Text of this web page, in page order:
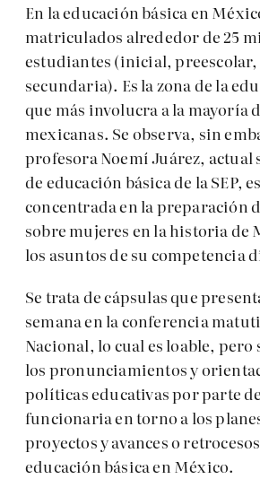
En la educación básica en
matriculados alrededor de 25
estudiantes (inicial,
secundaria). Es la zona de la
que más involucra a la mayoría
mexicanas. Se observa, sin
profesora Noemí Juárez, actual
de educación básica de la SEP,
concentrada en la preparación
sobre mujeres en la historia de
los asuntos de su competencia
Se trata de cápsulas que
semana en la conferencia
Nacional, lo cual es loable, pero
los pronunciamientos y
políticas educativas por parte
funcionaria en torno a los
proyectos y avances o
educación básica en México.